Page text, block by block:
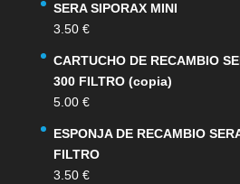
SERA SIPORAX MINI
3.50 €
CARTUCHO DE RECAMBIO
300 FILTRO (copia)
5.00 €
ESPONJA DE RECAMBIO
FILTRO
3.50 €